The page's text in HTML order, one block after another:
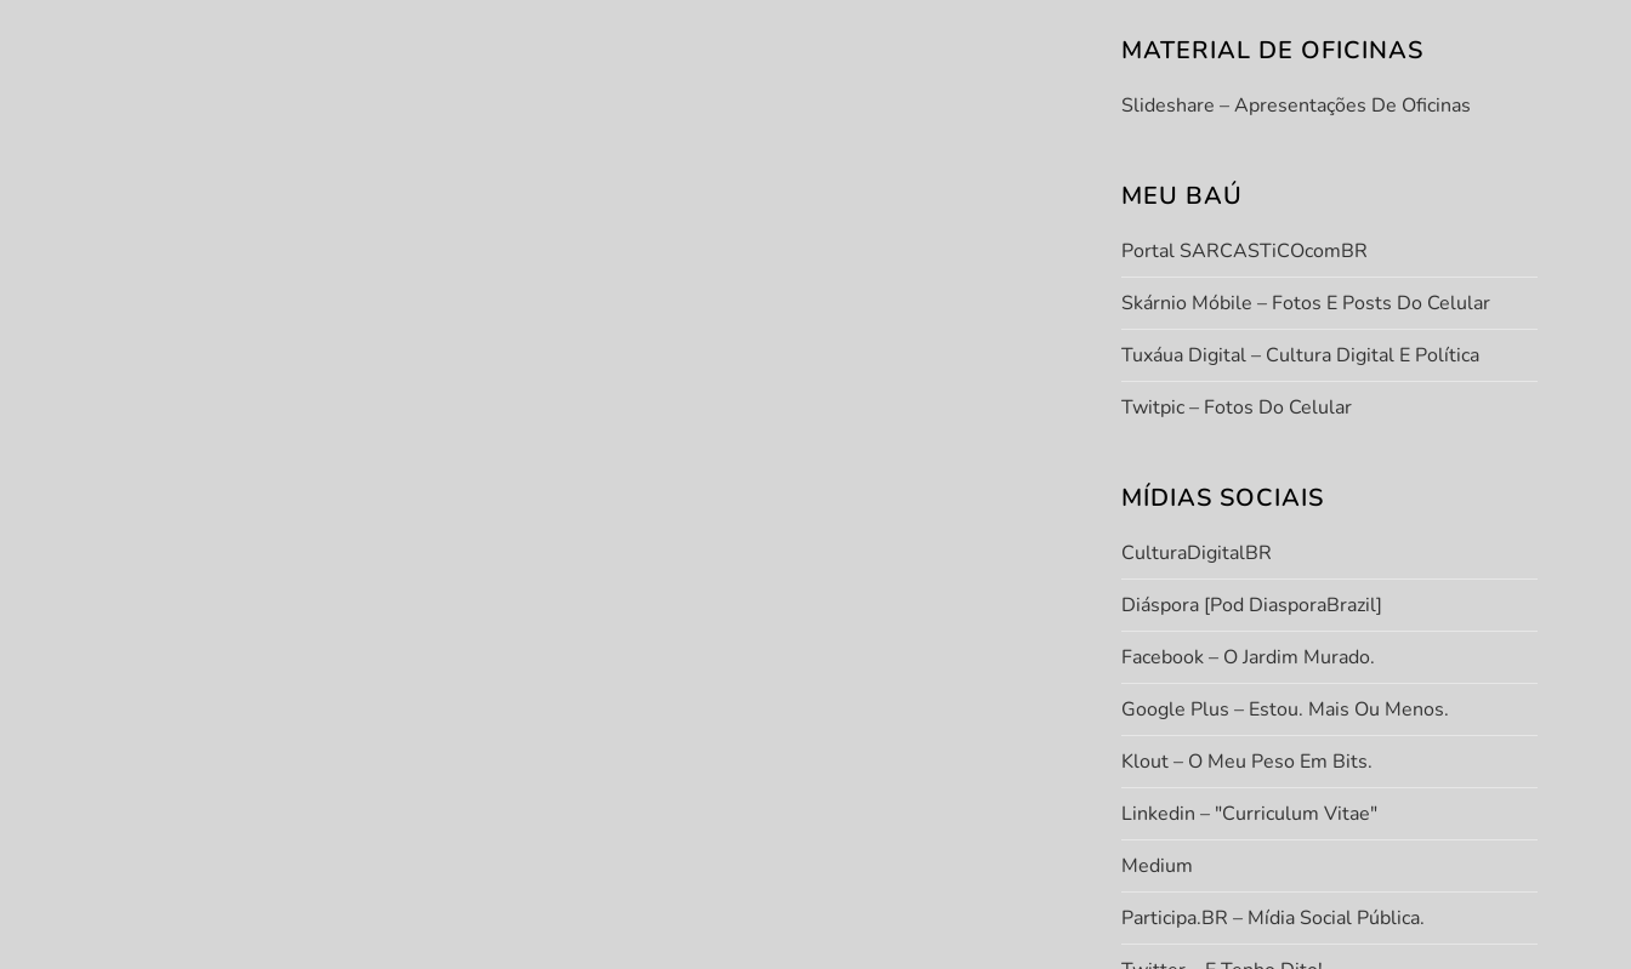
MATERIAL DE OFICINAS
Slideshare – Apresentações De Oficinas
MEU BAÚ
Portal SARCASTiCOcomBR
Skárnio Móbile – Fotos E Posts Do Celular
Tuxáua Digital – Cultura Digital E Política
Twitpic – Fotos Do Celular
MÍDIAS SOCIAIS
CulturaDigitalBR
Diáspora [Pod DiasporaBrazil]
Facebook – O Jardim Murado.
Google Plus – Estou. Mais Ou Menos.
Klout – O Meu Peso Em Bits.
Linkedin – "Curriculum Vitae"
Medium
Participa.BR – Mídia Social Pública.